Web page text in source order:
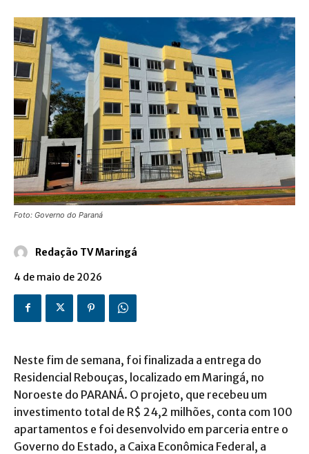
Foto: Governo do Paraná
Redação TV Maringá
4 de maio de 2026
Neste fim de semana, foi finalizada a entrega do
Residencial Rebouças, localizado em Maringá, no
Noroeste do PARANÁ. O projeto, que recebeu um
investimento total de R$ 24,2 milhões, conta com 100
apartamentos e foi desenvolvido em parceria entre o
Governo do Estado, a Caixa Econômica Federal, a